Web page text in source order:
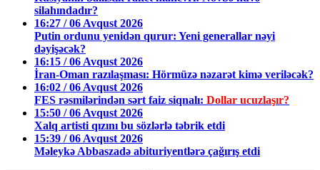
silahındadır?
16:27 / 06 Avqust 2026
Putin ordunu yenidən qurur: Yeni generallar nəyi
dəyişəcək?
16:15 / 06 Avqust 2026
İran-Oman razılaşması: Hörmüzə nəzarət kimə veriləcək?
16:02 / 06 Avqust 2026
FES rəsmilərindən sərt faiz siqnalı: Dollar ucuzlaşır?
15:50 / 06 Avqust 2026
Xalq artisti qızını bu sözlərlə təbrik etdi
15:39 / 06 Avqust 2026
Məleykə Abbaszadə abituriyentlərə çağırış etdi